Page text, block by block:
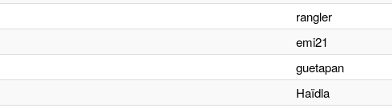
rangler
emi21
guetapan
Haïdla